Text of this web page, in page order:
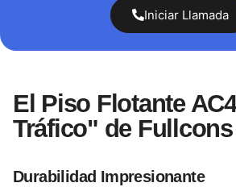
Iniciar Llamada
El Piso Flotante
Tráfico" de Fullcons
Durabilidad Impresionante